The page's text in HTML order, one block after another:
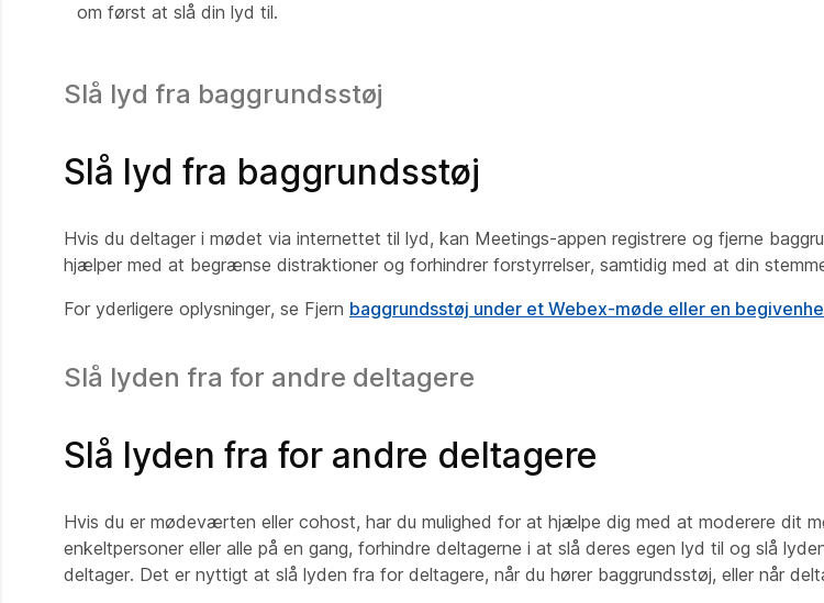
om først at slå din lyd til.
Slå lyd fra baggrundsstøj
Slå lyd fra baggrundsstøj
Hvis du deltager i mødet via internettet til lyd, kan Meetings-appen registrere og fjerne
hjælper med at begrænse distraktioner og forhindrer forstyrrelser, samtidig med at din
For yderligere oplysninger, se Fjern baggrundsstøj under et Webex-møde eller en
Slå lyden fra for andre deltagere
Slå lyden fra for andre deltagere
Hvis du er mødeværten eller cohost, har du mulighed for at hjælpe dig med at moderere dit
enkeltpersoner eller alle på en gang, forhindre deltagerne i at slå deres egen lyd til og slå
deltager. Det er nyttigt at slå lyden fra for deltagere, når du hører baggrundsstøj, eller når